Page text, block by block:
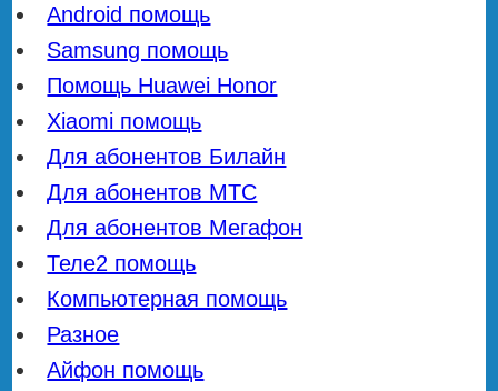
Android помощь
Samsung помощь
Помощь Huawei Honor
Xiaomi помощь
Для абонентов Билайн
Для абонентов МТС
Для абонентов Мегафон
Теле2 помощь
Компьютерная помощь
Разное
Айфон помощь